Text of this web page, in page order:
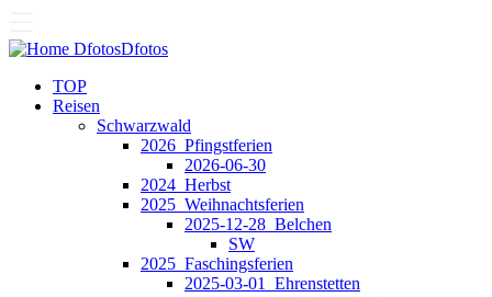
DfotosDfotos
TOP
Reisen
Schwarzwald
2026_Pfingstferien
2026-06-30
2024_Herbst
2025_Weihnachtsferien
2025-12-28_Belchen
SW
2025_Faschingsferien
2025-03-01_Ehrenstetten